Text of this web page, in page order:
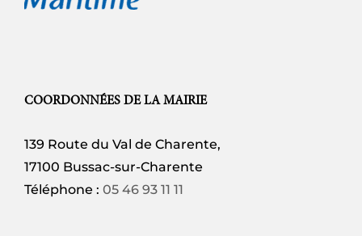
COORDONNÉES DE LA MAIRIE
139 Route du Val de Charente,
17100 Bussac-sur-Charente
Téléphone : 05 46 93 11 11